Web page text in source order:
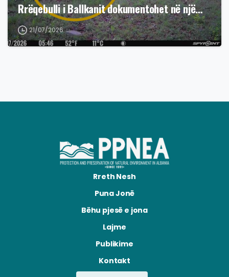
Rrëqebulli i Ballkanit dokumentohet në një…
21/07/2026
Rreth Nesh
Puna Jonë
Bëhu pjesë e jona
Lajme
Publikime
Kontakt